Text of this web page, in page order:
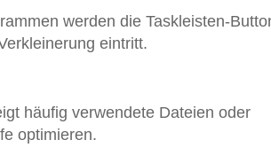
werden die Taskleisten-
eintritt.
häufig verwendete Dateien oder
optimieren.